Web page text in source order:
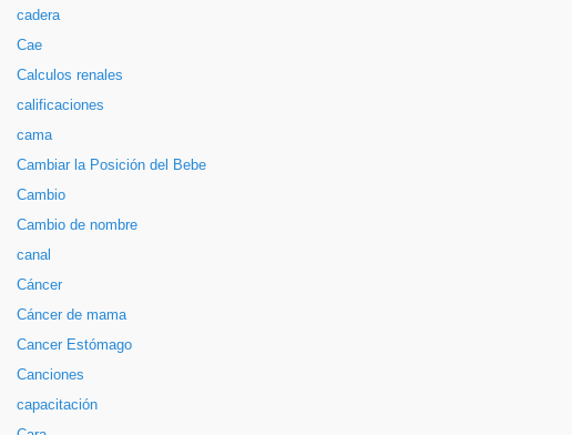
cadera
Cae
Calculos renales
calificaciones
cama
Cambiar la Posición del Bebe
Cambio
Cambio de nombre
canal
Cáncer
Cáncer de mama
Cancer Estómago
Canciones
capacitación